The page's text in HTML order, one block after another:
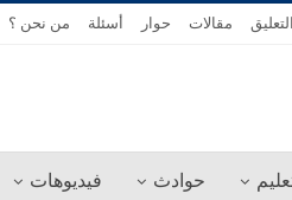
مقالات حوار أسئلة من نحن ؟
حوادث فيديوهات